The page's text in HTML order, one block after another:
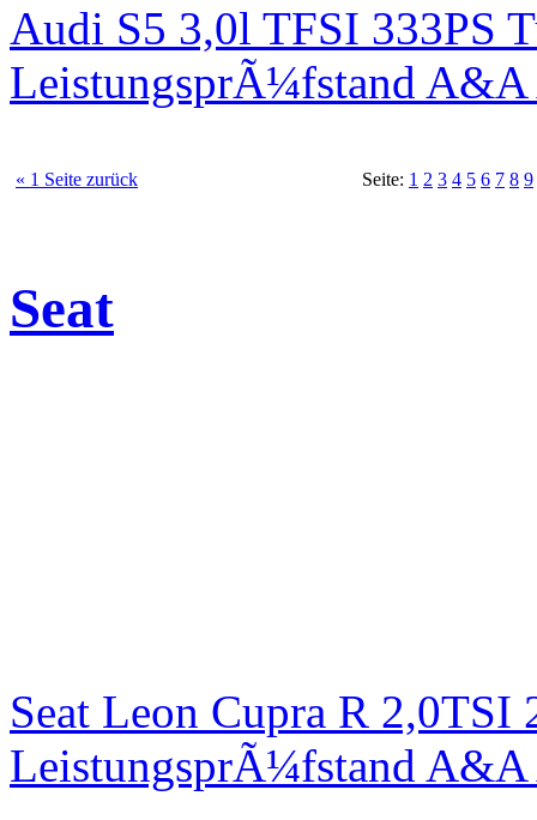
Audi S5 3,0l TFSI 333PS
LeistungsprÃ¼fstand
« 1 Seite zurück Seite: 1 2 3 4 5 6 7 8 9
Seat
Seat Leon Cupra R
LeistungsprÃ¼fstand